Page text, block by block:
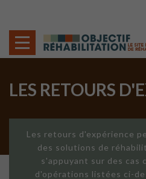
LES RETOURS
Les retours d'expérience
des solutions de
s'appuyant sur des cas
d'opérations listées ci-